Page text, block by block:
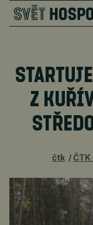
Z
čtk